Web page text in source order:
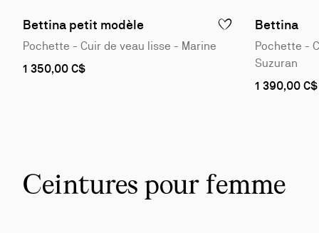
Bettina petit modèle AJOUTER À LA
Pochette - Cuir de veau lisse - Marine
1 350,00 C$
Bettina
Pochette -
Suzuran
1 390,00 C$
Ceintures pour femme